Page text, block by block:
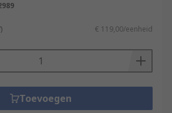
€ 119,00/eenheid
Toevoegen